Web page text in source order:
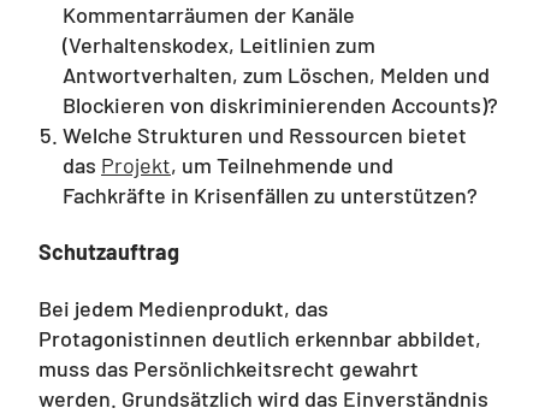
Kommentarräumen der Kanäle
(Verhaltenskodex, Leitlinien zum
Antwortverhalten, zum Löschen, Melden und
Blockieren von diskriminierenden Accounts)?
Welche Strukturen und Ressourcen bietet
das Projekt, um Teilnehmende und
Fachkräfte in Krisenfällen zu unterstützen?
Schutzauftrag
Bei jedem Medienprodukt, das
Protagonistinnen deutlich erkennbar abbildet,
muss das Persönlichkeitsrecht gewahrt
werden. Grundsätzlich wird das Einverständnis